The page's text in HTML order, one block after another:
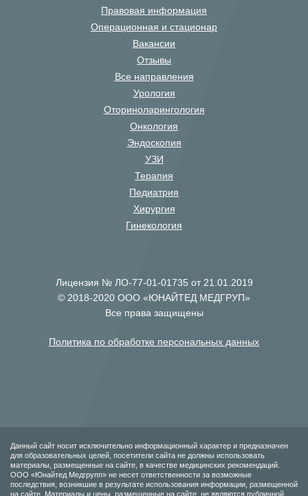
Правовая информация
Операционная и стационар
Вакансии
Отзывы
Все направления
Урология
Оториноларингология
Онкология
Эндоскопия
УЗИ
Терапия
Педиатрия
Хирургия
Гинекология
Лицензия № ЛО-77-01-01735 от 21.01.2019
© 2018-2020 ООО «ЮНАЙТЕД МЕДГРУП»
Все права защищены
Политика по обработке персональных данных
Данный сайт носит исключительно информационный характер и предназначен
для образовательных целей, посетители сайта не должны использовать
материалы, размещенные на сайте, в качестве медицинских рекомендаций.
ООО «Юнайтед Медгрупп» не несет ответственности за возможные
последствия, возникшие в результате использования информации, размещенной
на сайте. Материалы и цены, размещенные на сайте, не являются публичной